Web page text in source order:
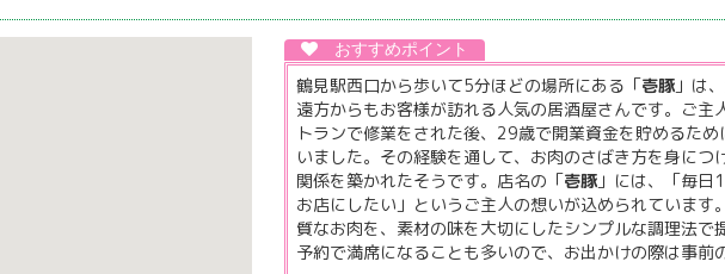
鶴見駅西口から歩いて5分ほどの場所にある「壱豚 」は
遠方からもお客様が訪れる人気の居酒屋さんです。ご主
トランで修業をされた後、29歳で開業資金を貯めるた
いました。その経験を通して、お肉のさばき方を身につ
関係を築かれたそうです。店名の「壱豚 」には、「毎日
お店にしたい」というご主人の想いが込められています
質なお肉を、素材の味を大切にしたシンプルな調理法で
予約で満席になることも多いので、お出かけの際は事前